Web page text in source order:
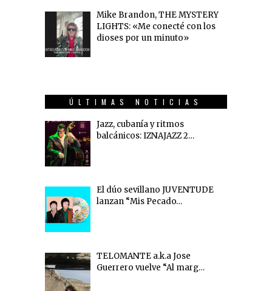
Mike Brandon, THE MYSTERY
LIGHTS: «Me conecté con los
dioses por un minuto»
ÚLTIMAS NOTICIAS
Jazz, cubanía y ritmos
balcánicos: IZNAJAZZ 2…
El dúo sevillano JUVENTUDE
lanzan “Mis Pecado…
TELOMANTE a.k.a Jose
Guerrero vuelve “Al marg…